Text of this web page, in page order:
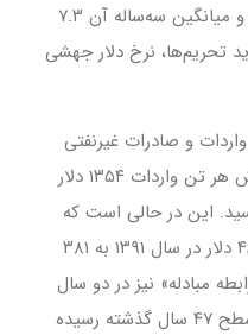
دوره‌های مقایسه‌ای تحریم‌ها رسید و میانگین سه‌ساله آن ۷.۳
در سال ۱۳۹۷ با تشدید تحریم‌ها، نرخ دلار جهشی
و صادرات غیرنفتی
کشور تصریح کرد: در سال ۱۳۹۱ ارزش هر تن واردات ۱۳۵۴ دلار
۱۴۰۳ به ۱۸۴۴ دلار رسید. این در حالی است که
ارزش هر تن صادرات غیرنفتی از ۴۶۶ دلار در سال ۱۳۹۱ به ۳۸۱
و «رابطه مبادله» نیز در دو سال
اخیر با ثبت رقم ۲۱ به پایین‌ترین سطح ۴۷ سال گذشته رسیده